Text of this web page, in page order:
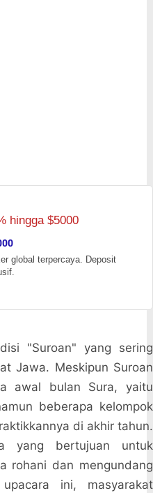
global terpercaya. Deposit
"Suroan" yang sering
Jawa. Meskipun Suroan
awal bulan Sura, yaitu
beberapa kelompok
di akhir tahun.
yang bertujuan untuk
rohani dan mengundang
ini, masyarakat